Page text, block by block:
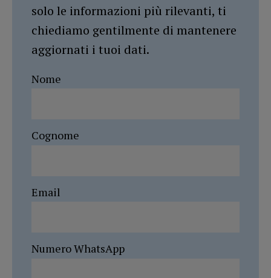
solo le informazioni più rilevanti, ti
chiediamo gentilmente di mantenere
aggiornati i tuoi dati.
Nome
Cognome
Email
Numero WhatsApp